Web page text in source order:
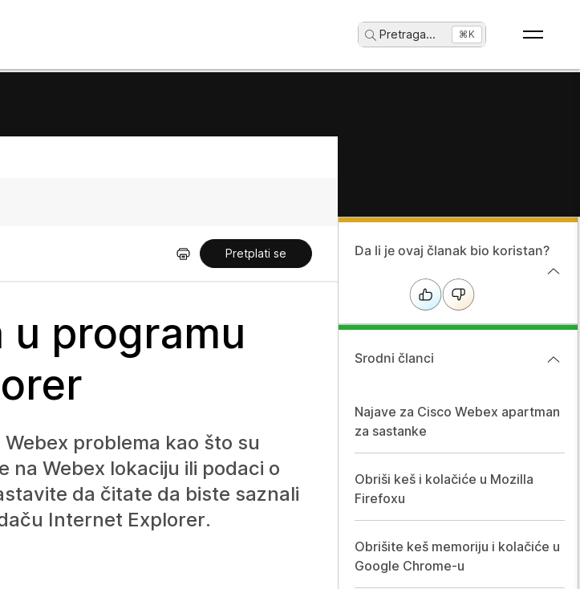
Pretraga... ⌘K
Pretplati se
u programu
problema kao što su
Webex lokaciju ili podaci o
da čitate da biste saznali
Internet Explorer.
Da li je ovaj članak bio koristan?
Srodni članci
Najave za Cisco Webex apartman
za sastanke
Obriši keš i kolačiće u Mozilla
Firefoxu
Obrišite keš memoriju i kolačiće u
Google Chrome-u